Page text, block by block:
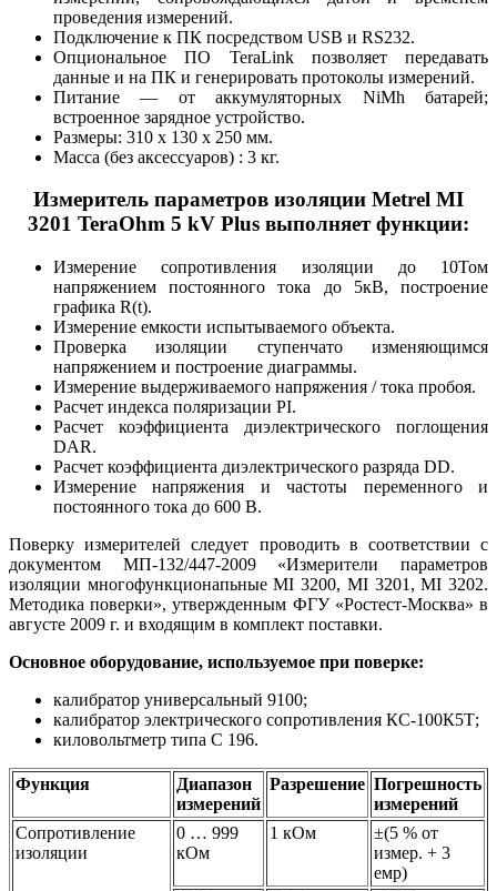
проведения измерений.
Подключение к ПК посредством USB и RS232.
Опциональное ПО TeraLink позволяет передавать
данные и на ПК и генерировать протоколы измерений.
Питание — от аккумуляторных NiMh батарей;
встроенное зарядное устройство.
Размеры: 310 x 130 x 250 мм.
Масса (без аксессуаров) : 3 кг.
Измеритель параметров изоляции Metrel MI
3201 TeraOhm 5 kV Plus выполняет функции:
Измерение сопротивления изоляции до 10Том
напряжением постоянного тока до 5кВ, построение
графика R(t).
Измерение емкости испытываемого объекта.
Проверка изоляции ступенчато изменяющимся
напряжением и построение диаграммы.
Измерение выдерживаемого напряжения / тока пробоя.
Расчет индекса поляризации PI.
Расчет коэффициента диэлектрического поглощения
DAR.
Расчет коэффициента диэлектрического разряда DD.
Измерение напряжения и частоты переменного и
постоянного тока до 600 В.
Поверку измерителей следует проводить в соответствии с
документом МП-132/447-2009 «Измерители параметров
изоляции многофункционапьные MI 3200, MI 3201, MI 3202.
Методика поверки», утвержденным ФГУ «Ростест-Москва» в
августе 2009 г. и входящим в комплект поставки.
Основное оборудование, используемое при поверке:
калибратор универсальный 9100;
калибратор электрического сопротивления КС-100К5Т;
киловольтметр типа С 196.
Функция
Диапазон
измерений
Разрешение Погрешность
измерений
Сопротивление
изоляции
0 … 999
кОм
1 кОм
±(5 % от
измер. + 3
емр)